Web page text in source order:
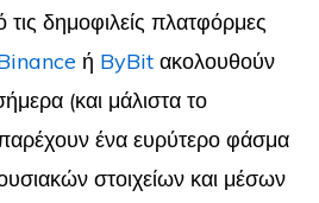
δημοφιλείς πλατφόρμες
ή ByBit ακολουθούν
(και μάλιστα το
ένα ευρύτερο φάσμα
στοιχείων και μέσων